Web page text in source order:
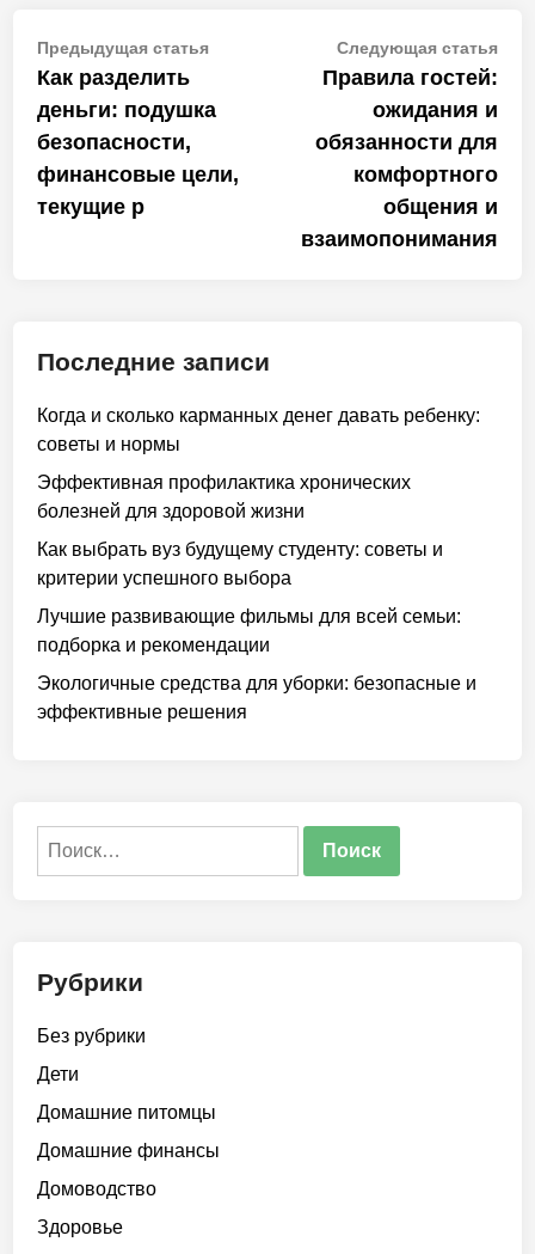
Навигация
по
записям
Предыдущая статьяПредыдущая
Как разделить
деньги: подушка
безопасности,
финансовые цели,
текущие р
Следующая статья
Правила гостей:
ожидания и
обязанности для
комфортного
общения и
взаимопонимания
Последние записи
Когда и сколько карманных денег давать ребенку:
советы и нормы
Эффективная профилактика хронических
болезней для здоровой жизни
Как выбрать вуз будущему студенту: советы и
критерии успешного выбора
Лучшие развивающие фильмы для всей семьи:
подборка и рекомендации
Экологичные средства для уборки: безопасные и
эффективные решения
Найти:
Рубрики
Без рубрики
Дети
Домашние питомцы
Домашние финансы
Домоводство
Здоровье